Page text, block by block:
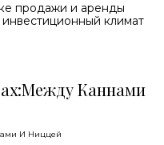
продажи и аренды
климат
Каннами